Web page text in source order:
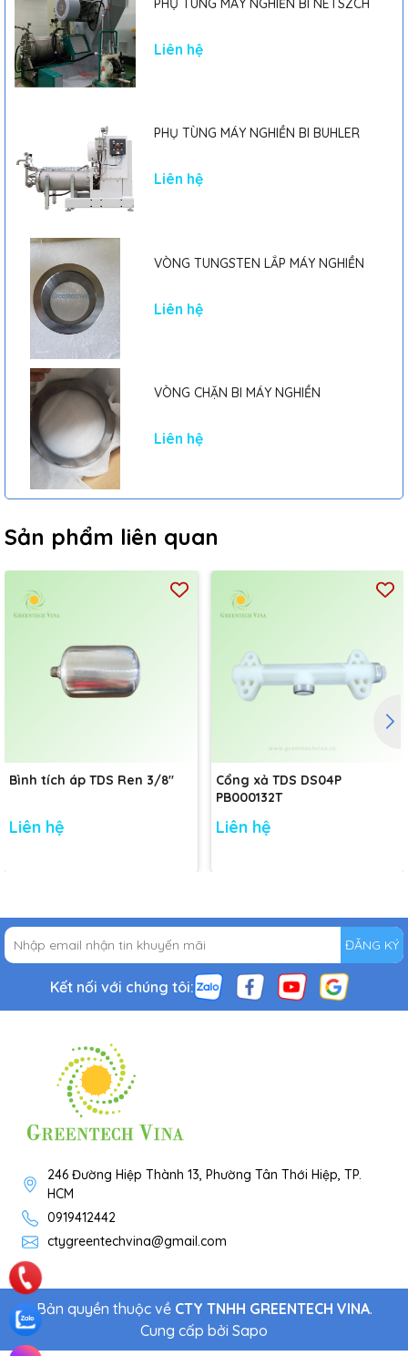
Liên hệ
PHỤ TÙNG MÁY NGHIỀN BI BUHLER
Liên hệ
VÒNG TUNGSTEN LẮP MÁY NGHIỀN
Liên hệ
VÒNG CHẶN BI MÁY NGHIỀN
Liên hệ
Sản phẩm liên quan
Bình tích áp TDS Ren 3/8"
Liên hệ
Cổng xả TDS DS04P
PB000132T
Liên hệ
ĐĂNG KÝ
Kết nối với chúng tôi:
246 Đường Hiệp Thành 13, Phường Tân Thới Hiệp, TP.
HCM
0919412442
ctygreentechvina@gmail.com
Bản quyền thuộc về CTY TNHH GREENTECH VINA.
Cung cấp bởi Sapo